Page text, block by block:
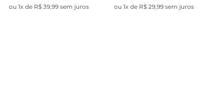
ou 1x de R$ 39,99 sem juros ou 1x de R$ 29,99 sem juros